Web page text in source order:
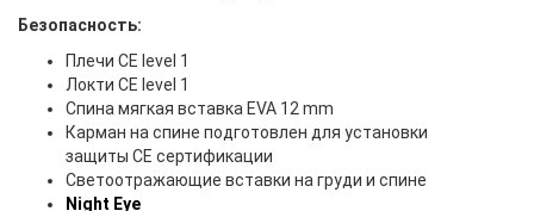
Безопасность:
Плечи CE level 1
Локти CE level 1
Спина мягкая вставка EVA 12 mm
Карман на спине подготовлен для установки
защиты CE сертификации
Светоотражающие вставки на груди и спине
Night Eye